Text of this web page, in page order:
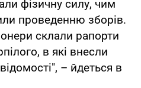
фізичну силу, чим
проведенню зборів.
склали рапорти
в які внесли
– йдеться в